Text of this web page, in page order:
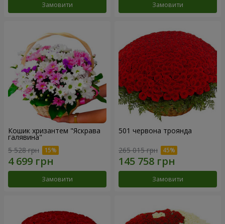
Замовити Замовити
Кошик хризантем "Яскрава
галявина"
5 528 грн
Замовити
501 червона троянда
265 015 грн
Замовити